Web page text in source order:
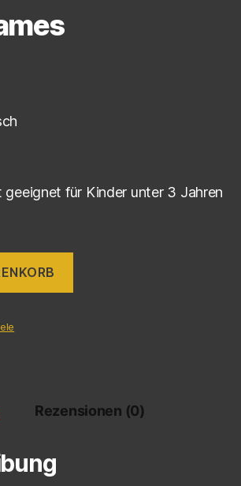
für Kinder unter 3 Jahren
Rezensionen (0)